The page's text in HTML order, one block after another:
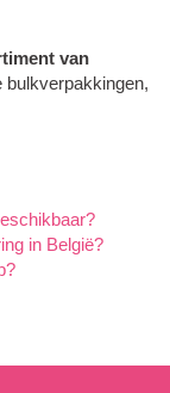
van
bulkverpakkingen,
in België?